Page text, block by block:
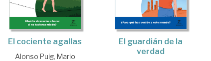
El cociente agallas
Alonso Puig, Mario
El guardián de la
verdad